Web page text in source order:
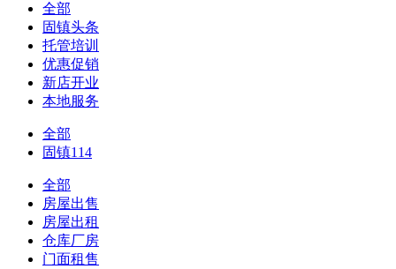
全部
固镇头条
托管培训
优惠促销
新店开业
本地服务
全部
固镇114
全部
房屋出售
房屋出租
仓库厂房
门面租售